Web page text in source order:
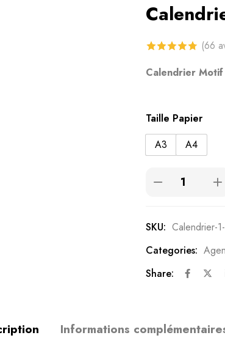
4.76
sur 5
client
(66
Calendrier
Taille Papier
A3
A4
SKU: Calendrier-
Categories:
Share:
Informations